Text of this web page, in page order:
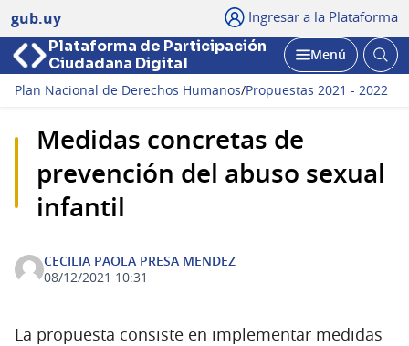
gub.uy Ingresar a la Plataforma
Plataforma de Participación
Ciudadana Digital
Abrir
Menú
Plan Nacional de Derechos Humanos/Propuestas 2021 - 2022
Medidas concretas de
prevención del abuso sexual
infantil
CECILIA PAOLA PRESA MENDEZ
08/12/2021 10:31
La propuesta consiste en implementar medidas